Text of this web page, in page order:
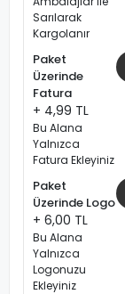
Sarılarak
Kargolanır
Paket
Üzerinde
Fatura
+ 4,99 TL
Bu Alana
Yalnızca
Fatura Ekleyiniz
Paket
Üzerinde Logo
+ 6,00 TL
Bu Alana
Yalnızca
Logonuzu
Ekleyiniz